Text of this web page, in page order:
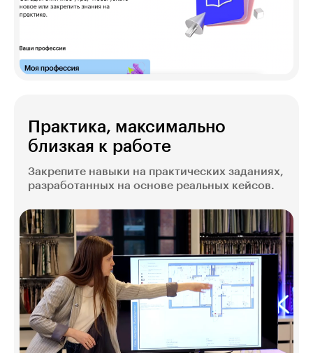
Практика, максимально
близкая к работе
Закрепите навыки на практических заданиях,
разработанных на основе реальных кейсов.